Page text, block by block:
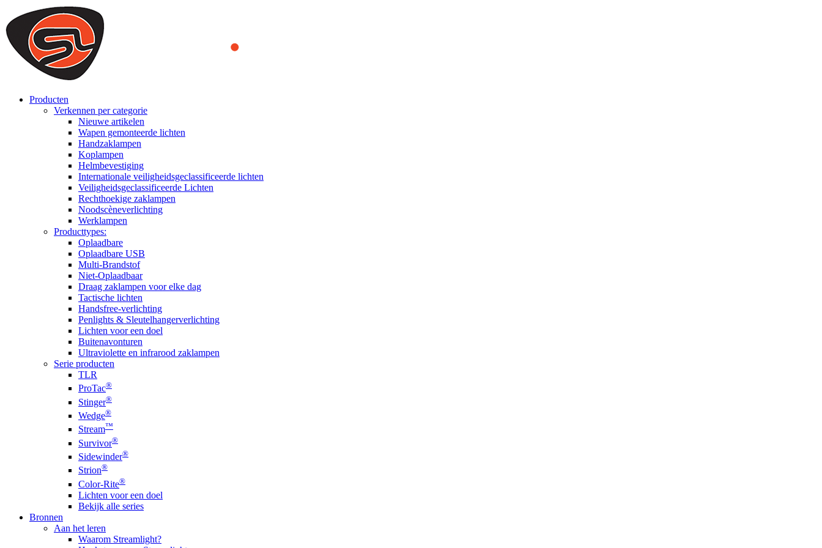
We use cookies to ensure that we provide you the best experience on our website. By continuing to browse this website, you accept that cookies are used to help us analyze how the website is used and to offer
you a better experience. To learn more or to find out how you can disable cookies, you can access our
ACCEPT AND CLOSE
Producten
Verkennen per categorie
Nieuwe artikelen
Wapen gemonteerde lichten
Handzaklampen
Koplampen
Helmbevestiging
Internationale veiligheidsgeclassificeerde lichten
Veiligheidsgeclassificeerde Lichten
Rechthoekige zaklampen
Noodscèneverlichting
Werklampen
Producttypes:
Oplaadbare
Oplaadbare USB
Multi-Brandstof
Niet-Oplaadbaar
Draag zaklampen voor elke dag
Tactische lichten
Handsfree-verlichting
Penlights & Sleutelhangerverlichting
Lichten voor een doel
Buitenavonturen
Ultraviolette en infrarood zaklampen
Serie producten
TLR
ProTac®
Stinger®
Wedge®
Stream™
Survivor®
Sidewinder®
Strion®
Color-Rite®
Lichten voor een doel
Bekijk alle series
Bronnen
Aan het leren
Waarom Streamlight?